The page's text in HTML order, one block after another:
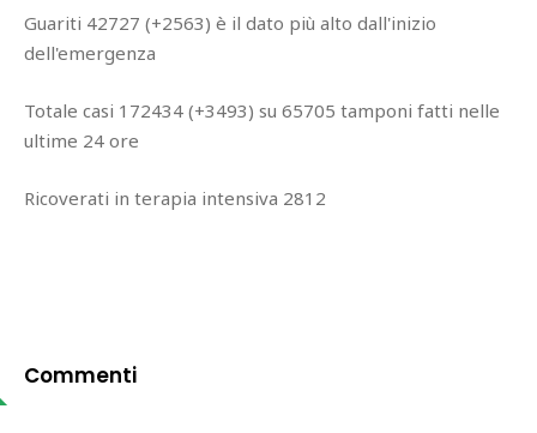
Guariti 42727 (+2563) è il dato più alto dall'inizio
dell'emergenza
Totale casi 172434 (+3493) su 65705 tamponi fatti nelle
ultime 24 ore
Ricoverati in terapia intensiva 2812
Commenti